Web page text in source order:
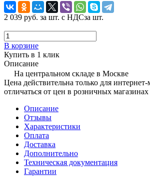
2 039 руб. за шт. с НДСза шт.
В корзине
Купить в 1 клик
Описание
На центральном складе в Москве
Цена действительна только для
отличаться от цен в розничных магазинах
Описание
Отзывы
Характеристики
Оплата
Доставка
Дополнительно
Техническая документация
Гарантии